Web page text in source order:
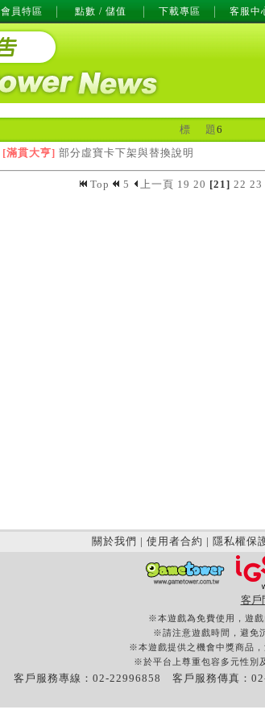
會員特區 點數 / 儲值 下載專區 客服中
標 題6
[滿貫大亨] 部分虛寶卡下架與替換說明
Top 5 上一頁 19 20 [21] 22 23
關於我們 | 使用者合約 | 隱私權保
客戶
※本遊戲為免費使用，遊戲
※請注意遊戲時間，避免
※本遊戲提供之機會中獎商品，
※於平台上尊重包容多元性別
客戶服務專線：02-22996858 客戶服務傳真：